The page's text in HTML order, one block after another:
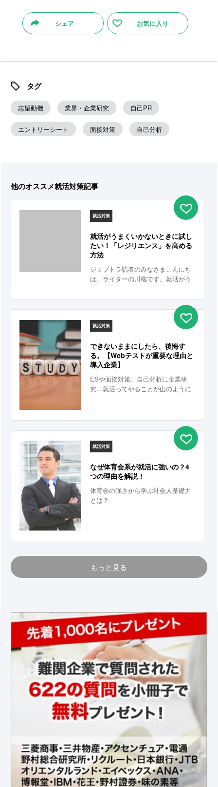
シェア お気に入り
タグ
志望動機 業界・企業研究 自己PR
エントリーシート 面接対策 自己分析
他のオススメ就活対策記事
就活対策
就活がうまくいかないときに試し
たい！「レジリエンス」を高める
方法
ジョブトラ読者のみなさまこんにち
は、ライターの川端です。就活がう
らも内定なんてもらえないかも…」
と、精神的につらくなってくるとき
はありませんか。私の知る限り、多
くの就活生はこの「就活がうまくい
題」にぶつかっています。
就活対策
できないままにしたら、後悔す
る。【Webテストが重要な理由と
導入企業】
ESや面接対策、自己分析に企業研
究…就活ってやることが山のように
でも、「Webテスト対策は後回しに
しちゃってる」なんてことありませ
んか？もし当てはまるなら、今すぐ
ます。では、なぜWebテストが重要
なのか。その理由とそれぞれのWeb
テストを導入している企業をご紹介
します！
就活対策
なぜ体育会系が就活に強いの？4
つの理由を解説！
体育会の強さから学ぶ社会人基礎力
とは？
もっと見る